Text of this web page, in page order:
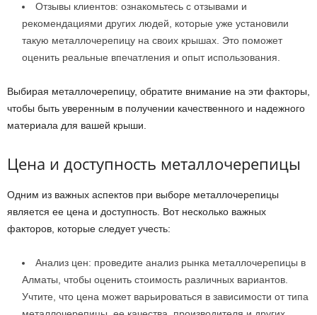
Отзывы клиентов: ознакомьтесь с отзывами и
рекомендациями других людей, которые уже установили
такую металлочерепицу на своих крышах. Это поможет
оценить реальные впечатления и опыт использования.
Выбирая металлочерепицу, обратите внимание на эти факторы,
чтобы быть уверенным в получении качественного и надежного
материала для вашей крыши.
Цена и доступность металлочерепицы
Одним из важных аспектов при выборе металлочерепицы
является ее цена и доступность. Вот несколько важных
факторов, которые следует учесть:
Анализ цен: проведите анализ рынка металлочерепицы в
Алматы, чтобы оценить стоимость различных вариантов.
Учтите, что цена может варьироваться в зависимости от типа